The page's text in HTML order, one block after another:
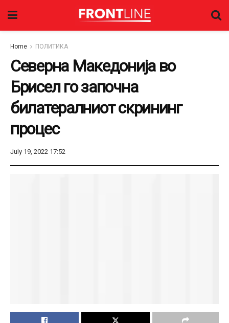
Home ПОЛИТИКА
Северна Македонија во
Брисел го започна
билатералниот скрининг
процес
July 19, 2022 17:52